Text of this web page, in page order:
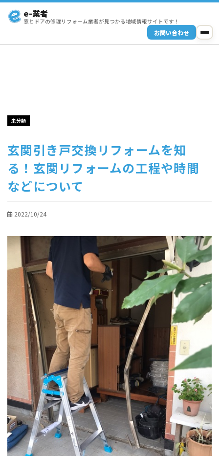
e-業者
窓とドアの修理リフォーム業者が見つかる地域情報サイトです！
お問い合わせ
未分類
玄関引き戸交換リフォームを知
る！玄関リフォームの工程や時間
などについて
2022/10/24